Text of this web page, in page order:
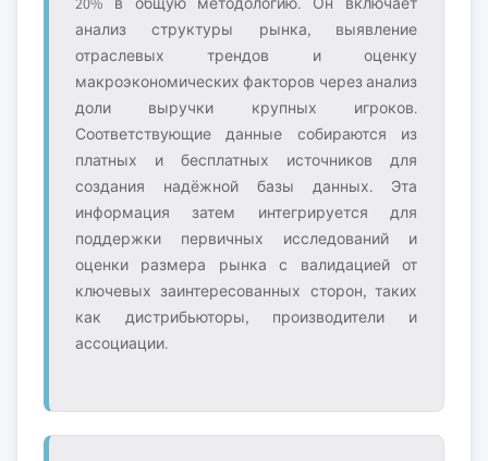
анализ структуры рынка, выявление
отраслевых трендов и оценку
макроэкономических факторов через анализ
доли выручки крупных игроков.
Соответствующие данные собираются из
платных и бесплатных источников для
создания надёжной базы данных. Эта
информация затем интегрируется для
поддержки первичных исследований и
оценки размера рынка с валидацией от
ключевых заинтересованных сторон, таких
как дистрибьюторы, производители и
ассоциации.